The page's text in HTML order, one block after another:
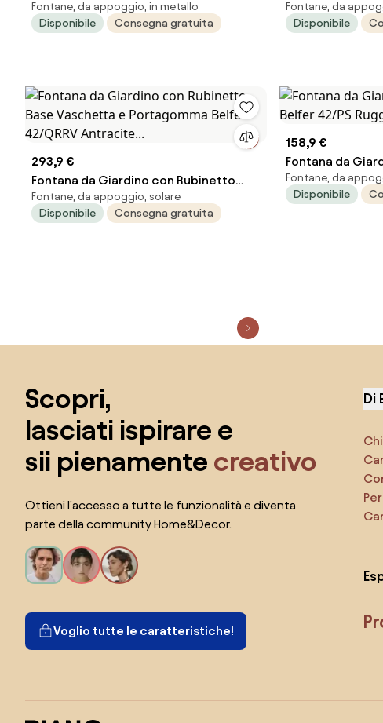
Ovale Rubinetto in Ottone Senza Base
Antracite...
Fontane, da appoggio, in metallo
Disponibile
Consegna gratuita
Ovale Rubinetto
Ciottoli
Fontane, da
Disponibile
293,9 €
Fontana da Giardino con Rubinetto
Base Vaschetta e Portagomma Belfer
42/QRRV Antracite...
Fontane, da appoggio, solare
Disponibile
Consegna gratuita
158,9 €
Fontana da
Belfer 42/PS
Fontane, da
Disponibile
Scopri,
lasciati ispirare e
sii pienamente creativo
Ottieni l'accesso a tutte le funzionalità e diventa
parte della community Home&Decor.
Voglio tutte le caratteristiche!
Di